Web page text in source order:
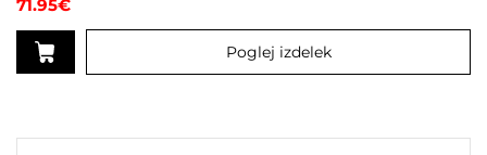
71.95€
Poglej izdelek